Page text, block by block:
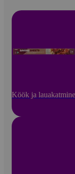
Köök ja lauakatmine